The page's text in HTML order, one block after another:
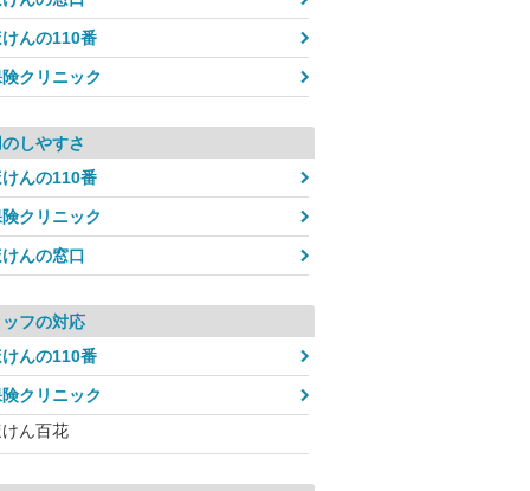
んの110番
クリニック
しやすさ
んの110番
クリニック
んの窓口
ッフの対応
んの110番
クリニック
ん百花